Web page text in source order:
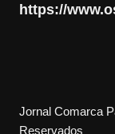
https://
Jornal Comarca
Reservados